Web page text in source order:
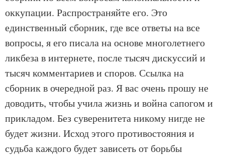
оккупации. Распространяйте его. Это
единственный сборник, где все ответы на все
вопросы, я его писала на основе многолетнего
ликбеза в интернете, после тысяч дискуссий и
тысяч комментариев и споров. Ссылка на
сборник в очередной раз. Я вас очень прошу не
доводить, чтобы учила жизнь и война сапогом и
прикладом. Без суверенитета никому нигде не
будет жизни. Исход этого противостояния и
судьба каждого будет зависеть от борьбы